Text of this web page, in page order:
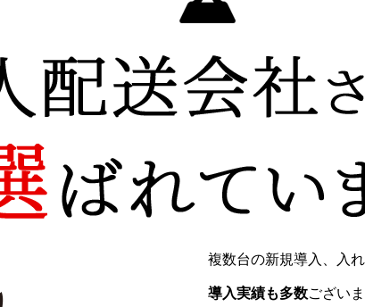
複数台の新規導入、入
導入実績も多数ございま